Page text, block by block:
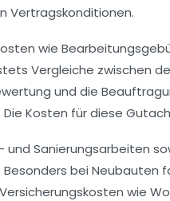
Vertragskonditionen.
wie
Vergleiche zwischen
und die
Kosten für diese
und Sanierungsarbeiten
Besonders bei
Versicherungskosten wie